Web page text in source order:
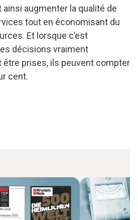
augmenter la qualité de
tout en économisant du
Et lorsque c’est
décisions vraiment
prises, ils peuvent compter
cent.